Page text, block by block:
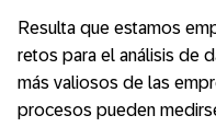
Resulta que estamos
retos para el análisis de
más valiosos de las
procesos pueden